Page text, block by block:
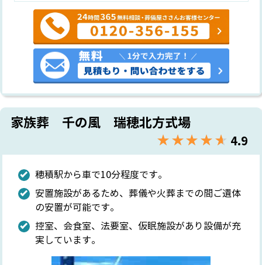
家族葬 千の風 瑞穂北方式場
★★★★★
☆☆☆☆☆ 4.9
穂積駅から車で10分程度です。
安置施設があるため、葬儀や火葬までの間ご遺体
の安置が可能です。
控室、会食室、法要室、仮眠施設があり設備が充
実しています。